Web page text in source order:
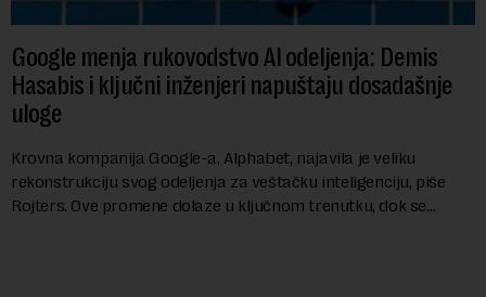
Google menja rukovodstvo AI odeljenja: Demis
Hasabis i ključni inženjeri napuštaju dosadašnje
uloge
Krovna kompanija Google-a, Alphabet, najavila je veliku
rekonstrukciju svog odeljenja za veštačku inteligenciju, piše
Rojters. Ove promene dolaze u ključnom trenutku, dok se